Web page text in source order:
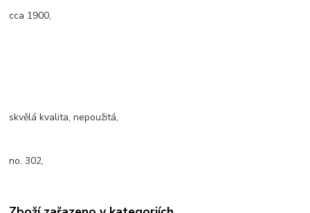
cca 1900,
skvělá kvalita, nepoužitá,
no. 302,